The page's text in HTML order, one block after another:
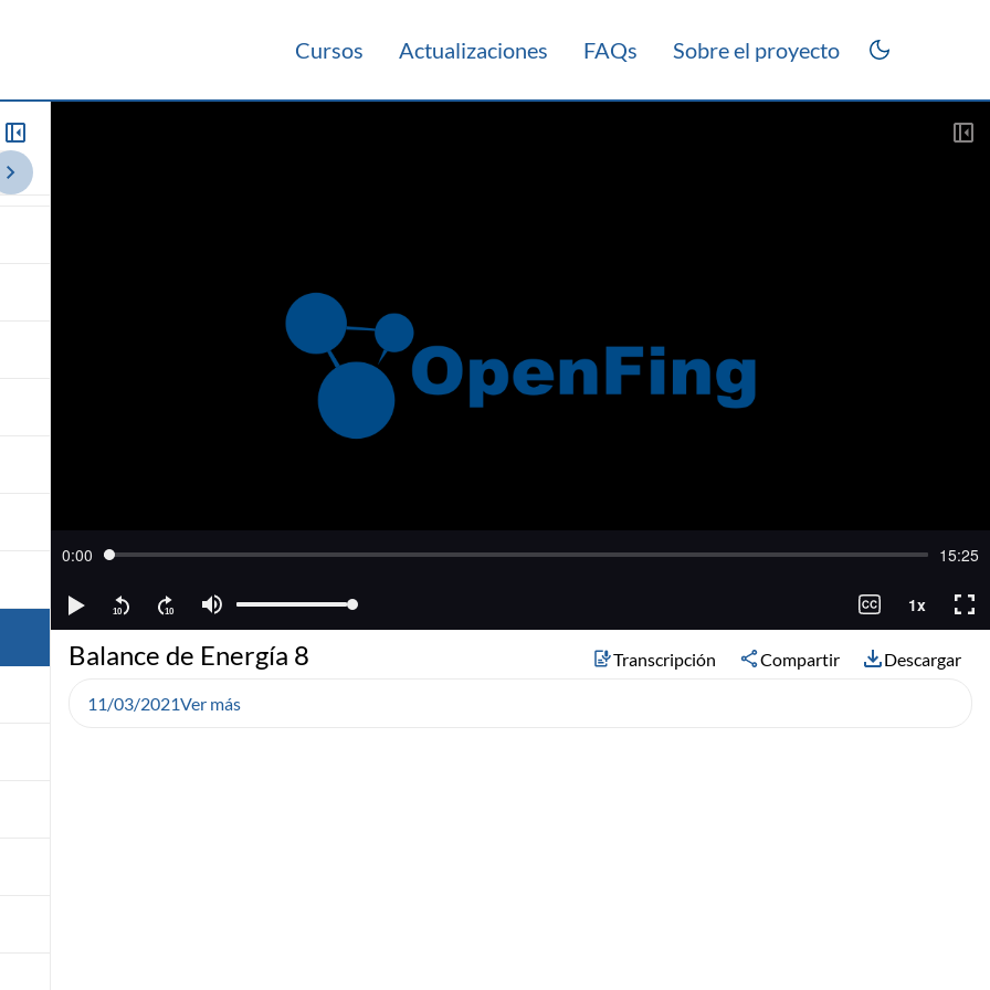
Cursos Actualizaciones FAQs Sobre el proyecto
2020
Balance de Energía 8 Transcripción Compartir Descargar
11/03/2021Ver más